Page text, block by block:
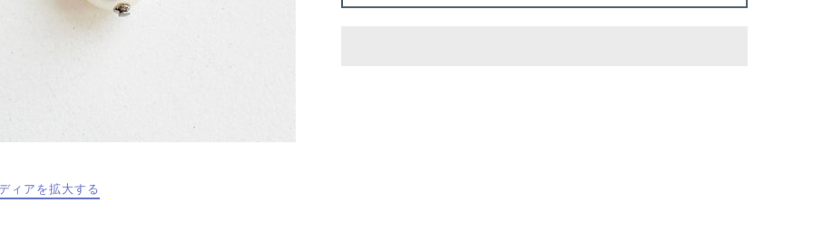
ィアを拡大する